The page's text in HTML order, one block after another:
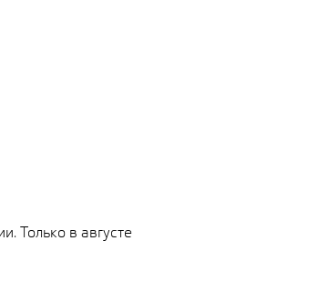
Только в августе